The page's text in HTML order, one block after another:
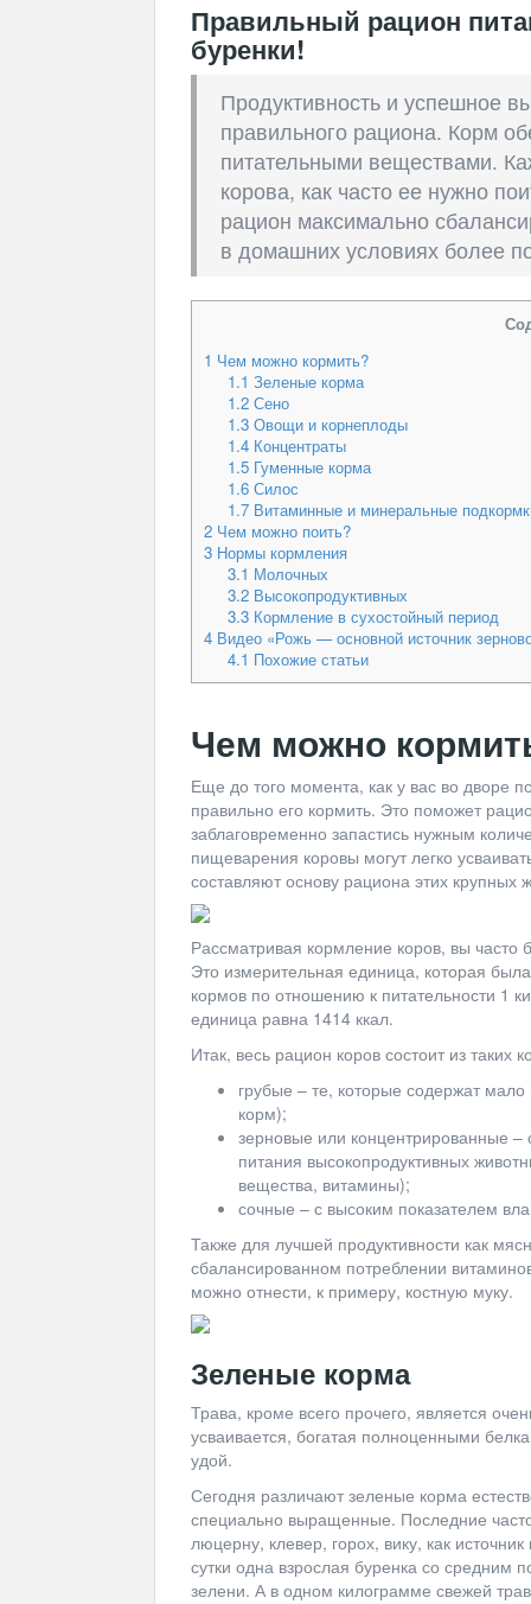
Правильный рацион
буренки!
Продуктивность и успешное
правильного рациона. Корм
питательными веществами.
корова, как часто ее нужно
рацион максимально
в домашних условиях более
1 Чем можно кормить?
1.1 Зеленые корма
1.2Сено
1.3Овощи и корнеплоды
1.4Концентраты
1.5Гуменные корма
1.6Силос
1.7Витаминные и минеральные
2 Чем можно поить?
3 Нормы кормления
3.1 Молочных
3.2Высокопродуктивных
3.3Кормление в сухостойный период
4 Видео «Рожь — основной источник
4.1 Похожие статьи
Чем можно
Еще до того момента, как у вас во дворе
правильно его кормить. Это поможет
заблаговременно запастись нужным
пищеварения коровы могут легко
составляют основу рациона этих крупных
Рассматривая кормление коров, вы часто
Это измерительная единица, которая
кормов по отношению к питательности 1
единица равна 1414 ккал.
Итак, весь рацион коров состоит из таких
грубые – те, которые содержат
корм);
зерновые или концентрированные
питания высокопродуктивных
вещества, витамины);
сочные – с высоким показателем
Также для лучшей продуктивности как
сбалансированном потреблении
можно отнести, к примеру, костную муку.
Зеленые корма
Трава, кроме всего прочего, является
усваивается, богатая полноценными
удой.
Сегодня различают зеленые корма
специально выращенные. Последние
люцерну, клевер, горох, вику, как
сутки одна взрослая буренка со средним
зелени. А в одном килограмме свежей